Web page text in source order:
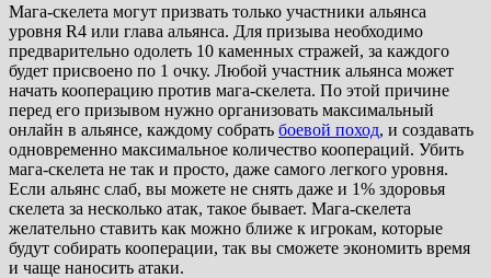
Мага-скелета могут призвать только участники альянса
уровня R4 или глава альянса. Для призыва необходимо
предварительно одолеть 10 каменных стражей, за каждого
будет присвоено по 1 очку. Любой участник альянса может
начать кооперацию против мага-скелета. По этой причине
перед его призывом нужно организовать максимальный
онлайн в альянсе, каждому собрать боевой поход, и создавать
одновременно максимальное количество коопераций. Убить
мага-скелета не так и просто, даже самого легкого уровня.
Если альянс слаб, вы можете не снять даже и 1% здоровья
скелета за несколько атак, такое бывает. Мага-скелета
желательно ставить как можно ближе к игрокам, которые
будут собирать кооперации, так вы сможете экономить время
и чаще наносить атаки.